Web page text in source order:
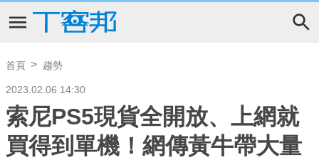
首頁 趨勢
2023.02.06 14:30
索尼PS5現貨全開放、上網就
買得到單機！網傳黃牛帶大量